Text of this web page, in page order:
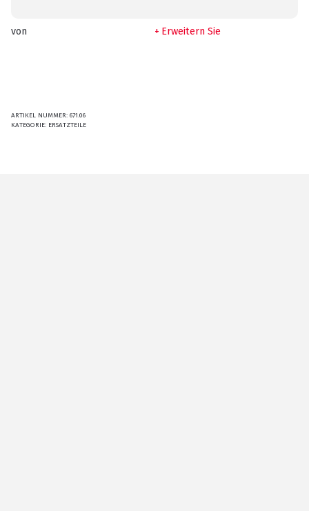
von Erweitern Sie
ARTIKEL NUMMER: 671.06
KATEGORIE: ERSATZTEILE